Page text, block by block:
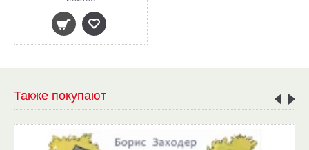
Также покупают